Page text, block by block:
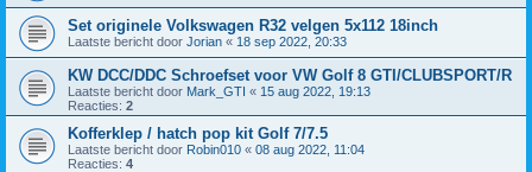
Set originele Volkswagen R32 velgen 5x112 18inch
Laatste bericht door Jorian « 18 sep 2022, 20:33
KW DCC/DDC Schroefset voor VW Golf 8 GTI/CLUBSPORT/R
Laatste bericht door Mark_GTI « 15 aug 2022, 19:13
Reacties: 2
Kofferklep / hatch pop kit Golf 7/7.5
Laatste bericht door Robin010 « 08 aug 2022, 11:04
Reacties: 4